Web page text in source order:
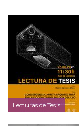
Lecturas de Tesis